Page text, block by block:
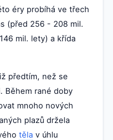
éry probíhá ve třech
(před 256 - 208 mil.
mil. lety) a křída
předtím, než se
Během rané doby
mnoho nových
plazů držela
těla v úhlu